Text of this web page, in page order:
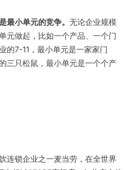
最小单元的竞争。 无论企业规模
元做起，比如一个产品、一个门
的7-11，最小单元是一家家门
三只松鼠，最小单元是一个个产
连锁企业之一麦当劳，在全世界